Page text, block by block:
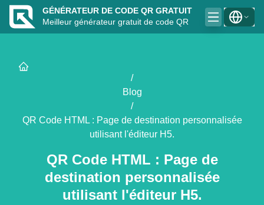
GÉNÉRATEUR DE CODE QR GRATUIT
Meilleur générateur gratuit de code QR
/
Blog
/
QR Code HTML : Page de destination personnalisée
utilisant l'éditeur H5.
QR Code HTML : Page de
destination personnalisée
utilisant l'éditeur H5.